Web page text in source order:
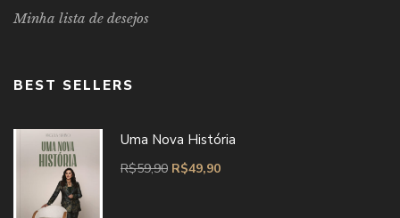
Minha lista de desejos
BEST SELLERS
Uma Nova História
R$59,90 R$49,90